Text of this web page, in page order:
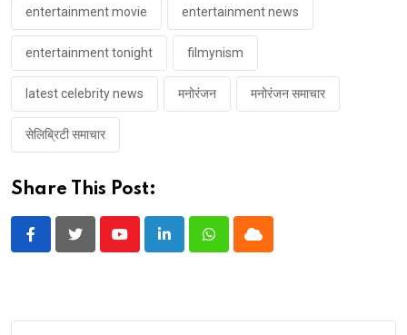
entertainment movie entertainment news
entertainment tonight filmynism
latest celebrity news मनोरंजन मनोरंजन समाचार
सेलिब्रिटी समाचार
Share This Post:
YoutubeLinkedInWhatsappCloud